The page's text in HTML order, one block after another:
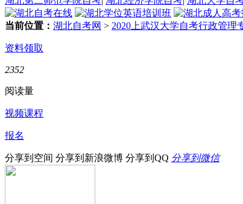
当前位置： 湖北自考网 > 2020上武汉大学自考行政管理
资料领取
2352
阅读量
视频课程
报名
分享到空间 分享到新浪微博 分享到QQ 分享到微信